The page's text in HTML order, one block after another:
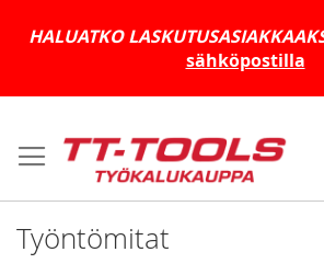
HALUATKO
sähköpostilla
to
Content
Työntömitat